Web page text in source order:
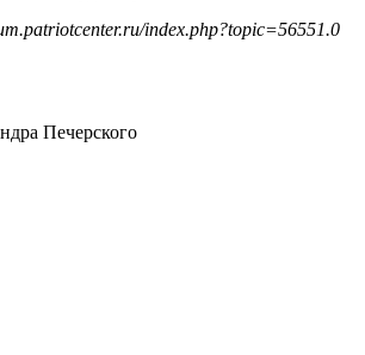
index.php?topic=56551.0
Печерского